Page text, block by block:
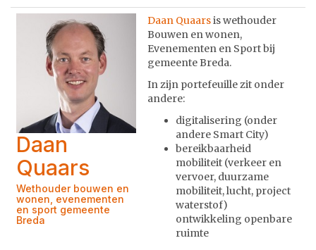
Daan
Quaars
Wethouder bouwen en
wonen, evenementen
en sport gemeente
Breda
Daan Quaarsis wethouder
Bouwen en wonen,
Evenementen en Sport bij
gemeente Breda.
In zijn portefeuille zit onder
andere:
digitalisering (onder
andere Smart City)
bereikbaarheid
mobiliteit (verkeer en
vervoer, duurzame
mobiliteit, lucht, project
waterstof)
ontwikkeling openbare
ruimte